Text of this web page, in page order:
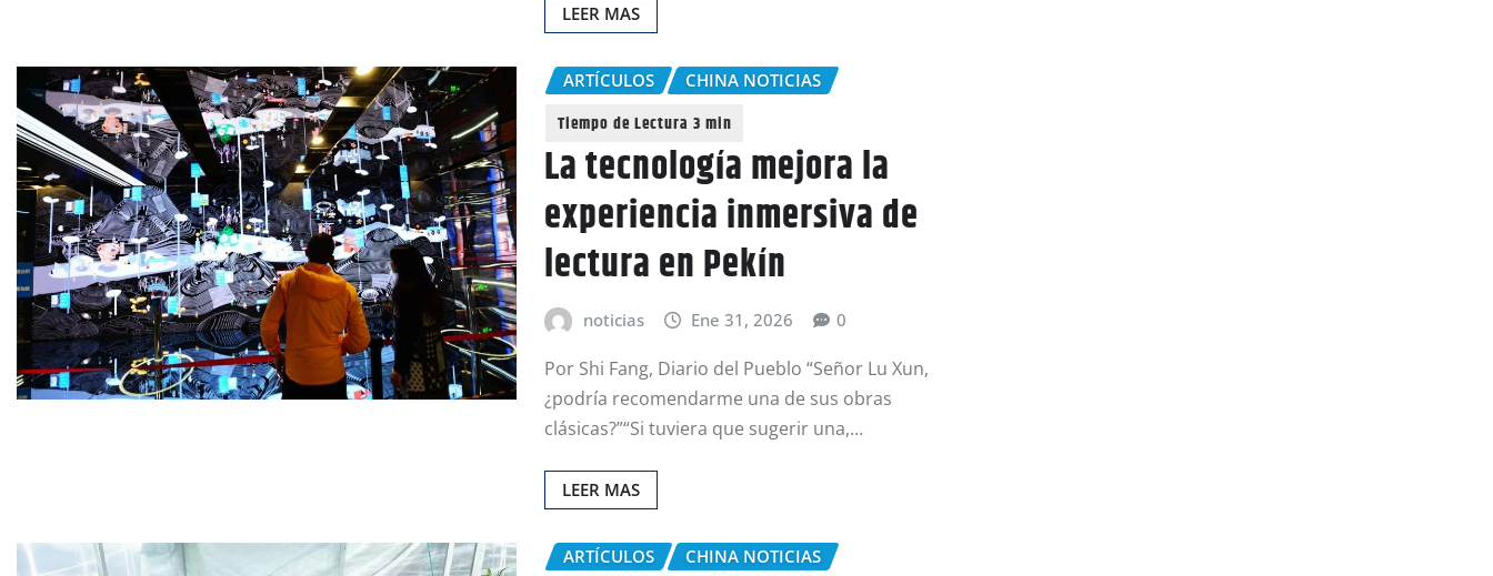
LEER MAS
ARTÍCULOS CHINA NOTICIAS
La tecnología mejora la
experiencia inmersiva de
lectura en Pekín
noticias Ene 31, 2026 0
Por Shi Fang, Diario del Pueblo “Señor Lu Xun,
¿podría recomendarme una de sus obras
clásicas?”“Si tuviera que sugerir una,…
LEER MAS
ARTÍCULOS CHINA NOTICIAS